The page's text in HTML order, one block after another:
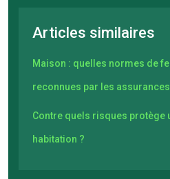
Articles similaires
Maison : quelles normes de
reconnues par les
Contre quels risques protège
habitation ?